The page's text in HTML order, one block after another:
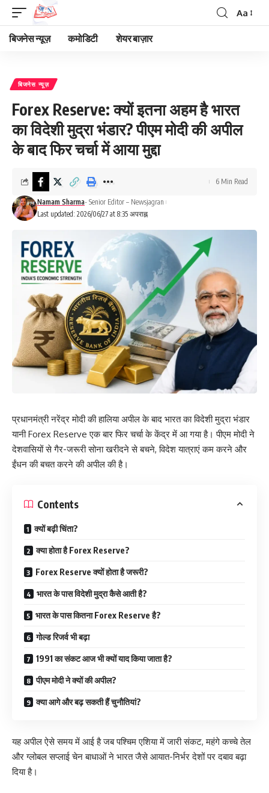
Font
Aa
बिजनेस न्यूज़ कमोडिटी शेयर बाज़ार
बिजनेस न्यूज़
Forex Reserve: क्यों इतना अहम है भारत
का विदेशी मुद्रा भंडार? पीएम मोदी की अपील
के बाद फिर चर्चा में आया मुद्दा
Last updated: 2026/06/27 at 8:35 अपराह्न
Namam Sharma- Senior Editor – Newsjagran
6 Min Read
प्रधानमंत्री नरेंद्र मोदी की हालिया अपील के बाद भारत का विदेशी मुद्रा भंडार
यानी Forex Reserve एक बार फिर चर्चा के केंद्र में आ गया है। पीएम मोदी ने
देशवासियों से गैर-जरूरी सोना खरीदने से बचने, विदेश यात्राएं कम करने और
ईंधन की बचत करने की अपील की है।
Contents
क्यों बढ़ी चिंता?
क्या होता है Forex Reserve?
Forex Reserve क्यों होता है जरूरी?
भारत के पास विदेशी मुद्रा कैसे आती है?
भारत के पास कितना Forex Reserve है?
गोल्ड रिजर्व भी बढ़ा
1991 का संकट आज भी क्यों याद किया जाता है?
पीएम मोदी ने क्यों की अपील?
क्या आगे और बढ़ सकती हैं चुनौतियां?
यह अपील ऐसे समय में आई है जब पश्चिम एशिया में जारी संकट, महंगे कच्चे तेल
और ग्लोबल सप्लाई चेन बाधाओं ने भारत जैसे आयात-निर्भर देशों पर दबाव बढ़ा
दिया है।